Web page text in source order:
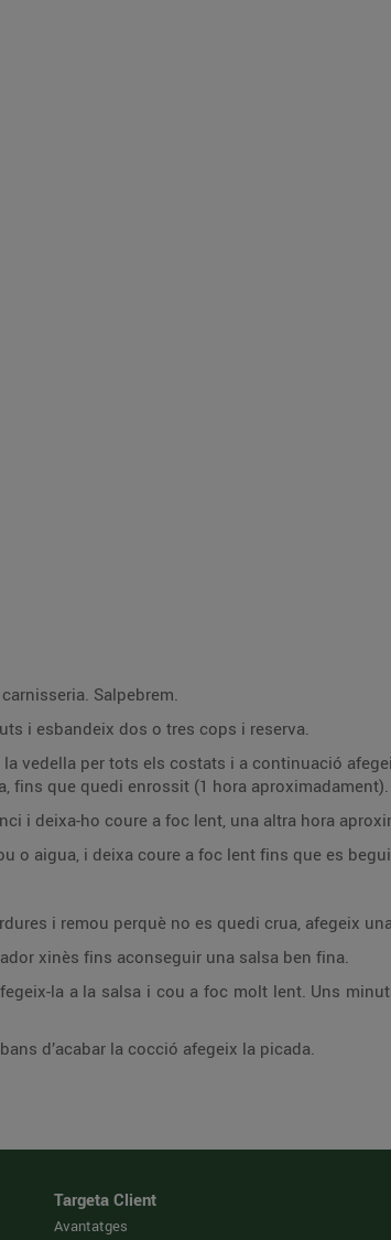
Salpebrem.
i esbandeix dos o tres cops i reserva.
vedella per tots els costats i a continuació
fins que quedi enrossit (1 hora aproximadament).
i deixa-ho coure a foc lent, una altra hora
o aigua, i deixa coure a foc lent fins que es
i remou perquè no es quedi crua, afegeix
xinès fins aconseguir una salsa ben fina.
la a la salsa i cou a foc molt lent. Uns
d’acabar la cocció afegeix la picada.
Targeta Client
Avantatges